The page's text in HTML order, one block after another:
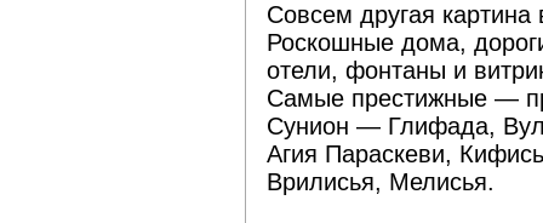
Совсем другая картина
Роскошные дома,
отели, фонтаны и
Самые престижные —
Сунион — Глифада,
Агия Параскеви,
Врилисья, Мелисья.